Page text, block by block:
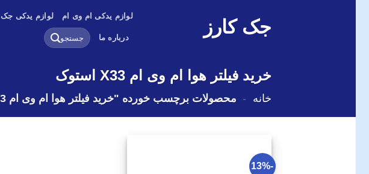
جک کارز
لوازم یدکی ام وی ام لوازم یدکی جک
درباره ما
جستجو
برای:
خرید فیلتر هوا ام وی ام X33 استوک
خانه - محصولات برچسب خورده "خرید فیلتر هوا ام وی ام X33 استوک"
-13%